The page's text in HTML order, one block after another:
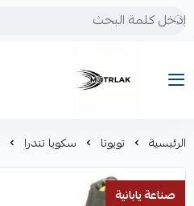
Motrlak
الرئيسية تويوتا سكويا تندرا
صناعة يابانية